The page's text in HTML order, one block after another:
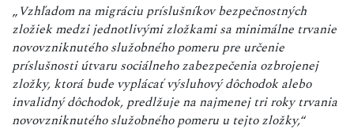
„Vzhľadom na migráciu príslušníkov bezpečnostných
zložiek medzi jednotlivými zložkami sa minimálne trvanie
novovzniknutého služobného pomeru pre určenie
príslušnosti útvaru sociálneho zabezpečenia ozbrojenej
zložky, ktorá bude vyplácať výsluhový dôchodok alebo
invalidný dôchodok, predlžuje na najmenej tri roky trvania
novovzniknutého služobného pomeru u tejto zložky,“